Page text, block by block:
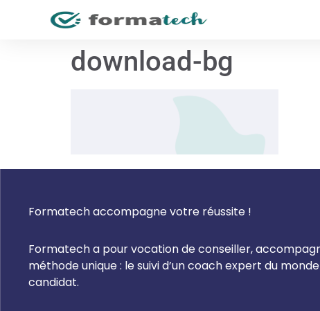
download-bg
Formatech accompagne votre réussite !
Formatech a pour vocation de conseiller,
méthode unique : le suivi d’un coach expert du
candidat.